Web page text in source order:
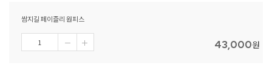
쌈지길 페이즐리 원피스
43,000원